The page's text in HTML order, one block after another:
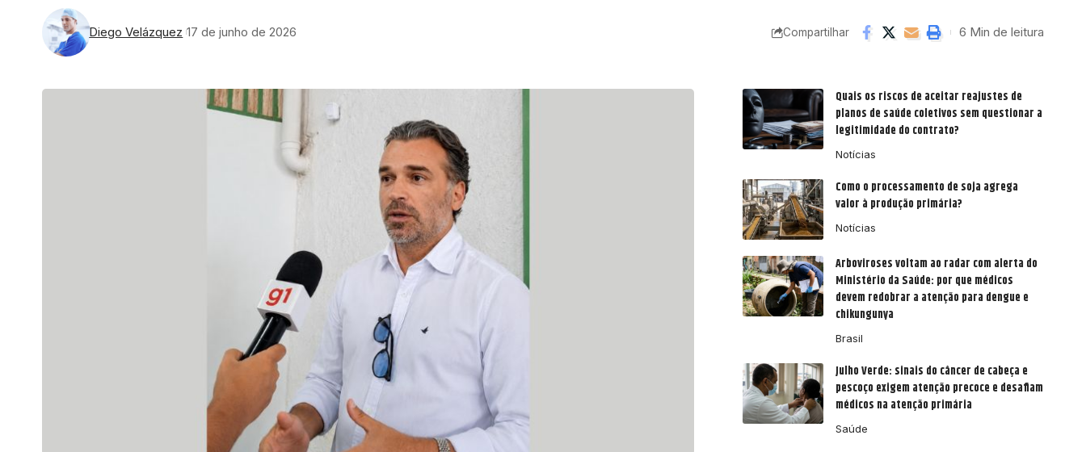
Diego Velázquez 17 de junho de 2026 Compartilhar 6 Min de leitura
Quais os riscos de aceitar reajustes de
planos de saúde coletivos sem questionar a
legitimidade do contrato?
Notícias
Como o processamento de soja agrega
valor à produção primária?
Notícias
Arboviroses voltam ao radar com alerta do
Ministério da Saúde: por que médicos
devem redobrar a atenção para dengue e
chikungunya
Brasil
Julho Verde: sinais do câncer de cabeça e
pescoço exigem atenção precoce e desafiam
médicos na atenção primária
Saúde